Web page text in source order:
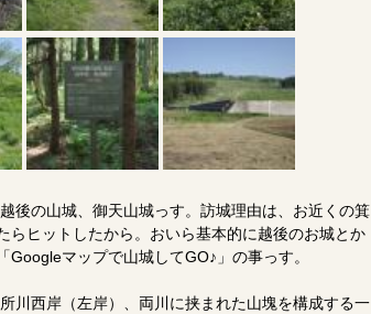
後の山城、御天山城っす。訪城理由は、お近くの箕
らヒットしたから。おいら基本的に越後のお城とか
マップで山城してGO♪」の事っす。
川西岸（左岸）、両川に挟まれた山塊を構成する一